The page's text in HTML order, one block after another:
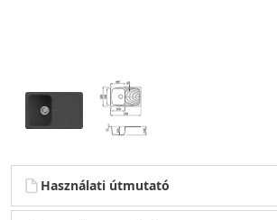
Használati útmutató